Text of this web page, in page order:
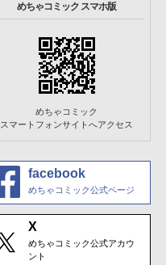
めちゃコミック スマホ版
めちゃコミック
スマートフォンサイトへアクセス
facebook
めちゃコミック公式ページ
X
めちゃコミック公式アカウ
ント